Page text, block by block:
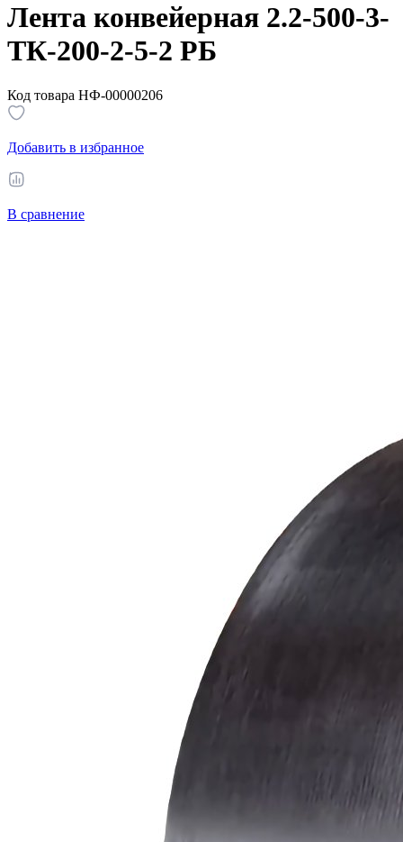
Лента конвейерная 2.2-500-3-
ТК-200-2-5-2 РБ
Код товара НФ-00000206
Добавить в избранное
В сравнение